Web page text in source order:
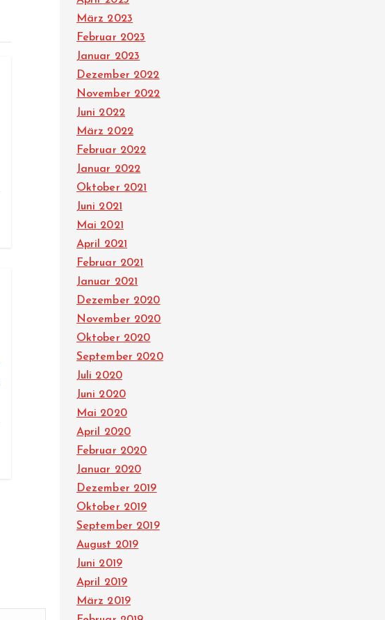
März 2023
Februar 2023
Januar 2023
Dezember 2022
November 2022
Juni 2022
März 2022
Februar 2022
Januar 2022
Oktober 2021
Juni 2021
Mai 2021
April 2021
Februar 2021
Januar 2021
Dezember 2020
November 2020
Oktober 2020
September 2020
Juli 2020
Juni 2020
Mai 2020
April 2020
Februar 2020
Januar 2020
Dezember 2019
Oktober 2019
September 2019
August 2019
Juni 2019
April 2019
März 2019